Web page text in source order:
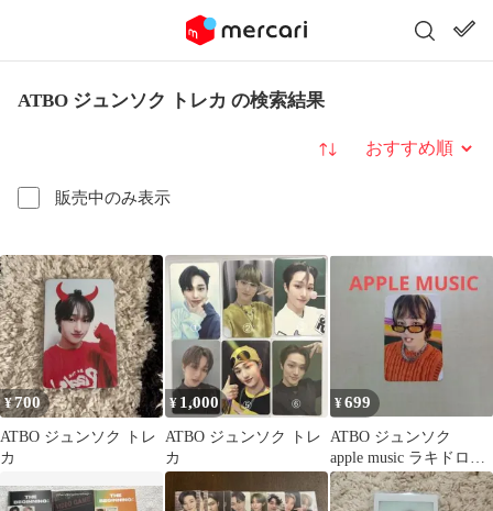
ATBO ジュンソク トレカ の検索結果
販売中のみ表示
並び替え
¥700
ATBO ジュンソク トレ
カ
¥ 1,000
ATBO ジュンソク トレ
カ
¥699
ATBO ジュンソク
apple music ラキドロト
レカ